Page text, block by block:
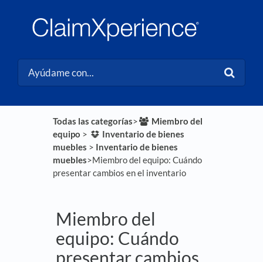
Todas las categorías​>​
​Miembro del
equipo ​ > ​
​Inventario de bienes
muebles ​ > ​ ​Inventario de bienes
muebles​>​ Miembro del equipo: Cuándo
presentar cambios en el inventario
Miembro del
equipo: Cuándo
presentar cambios